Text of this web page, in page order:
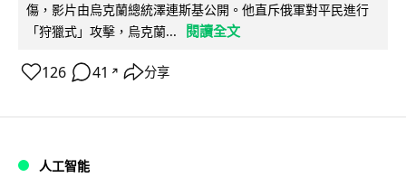
傷，影片由烏克蘭總統澤連斯基公開。他直斥俄軍對平民進行
「狩獵式」攻擊，烏克蘭...
閱讀全文
126 41 ↗ 分享
人工智能